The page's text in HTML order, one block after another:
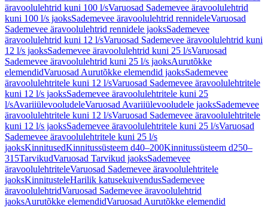
äravoolulehtrid kuni 100 l/sVaruosad Sademevee äravoolulehtrid
kuni 100 l/s jaoksSademevee äravoolulehtrid rennideleVaruosad
Sademevee äravoolulehtrid rennidele jaoksSademevee
äravoolulehtrid kuni 12 l/sVaruosad Sademevee äravoolulehtrid kuni
12 l/s jaoksSademevee äravoolulehtrid kuni 25 l/sVaruosad
Sademevee äravoolulehtrid kuni 25 l/s jaoksAurutõkke
elemendidVaruosad Aurutõkke elemendid jaoksSademevee
äravoolulehtritele kuni 12 l/sVaruosad Sademevee äravoolulehtritele
kuni 12 l/s jaoksSademevee äravoolulehtritele kuni 25
l/sAvariiülevooludeleVaruosad Avariiülevooludele jaoksSademevee
äravoolulehtritele kuni 12 l/sVaruosad Sademevee äravoolulehtritele
kuni 12 l/s jaoksSademevee äravoolulehtritele kuni 25 l/sVaruosad
Sademevee äravoolulehtritele kuni 25 l/s
jaoksKinnitusedKinnitussüsteem d40–200Kinnitussüsteem d250–
315TarvikudVaruosad Tarvikud jaoksSademevee
äravoolulehtriteleVaruosad Sademevee äravoolulehtritele
jaoksKinnitusteleHarilik katusekuivendusSademevee
äravoolulehtridVaruosad Sademevee äravoolulehtrid
jaoksAurutõkke elemendidVaruosad Aurutõkke elemendid